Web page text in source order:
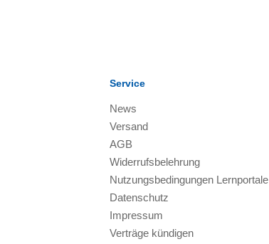
Service
News
Versand
AGB
Widerrufsbelehrung
Nutzungsbedingungen Lernportale
Datenschutz
Impressum
Verträge kündigen